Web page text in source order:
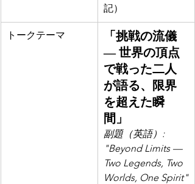
記）
トークテーマ
「挑戦の流儀
― 世界の頂点
で戦った二人
が語る、限界
を超えた瞬
間」
副題（英語）:
"Beyond Limits —
Two Legends, Two
Worlds, One Spirit"